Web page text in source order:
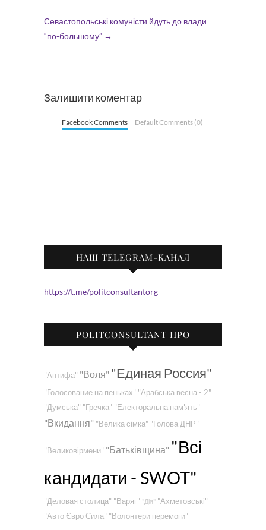
Севастопольські комуністи йдуть до влади
“по-большому” →
Залишити коментар
Facebook Comments Default Comments (0)
НАШ TELEGRAM-КАНАЛ
https://t.me/politconsultantorg
POLITCONSULTANT ПРО
"Антифа" "Воля" "Единая Россия"
"Голосование на пеньках" "Арабська весна - 2"
"Думська" "Гречка" "Електоральна пам'ять"
"Вкидання" "Велика сімка" "Голова ДНР"
"Великовірмени" "Батьківщина" "Всі
кандидати - SWOT"
"Деловая столица" "Варяг" "Дія" "Ахметовські"
"Авто Євро Сила" "Волонтери перемоги"